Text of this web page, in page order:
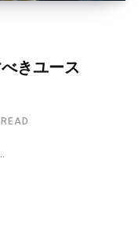
きユース